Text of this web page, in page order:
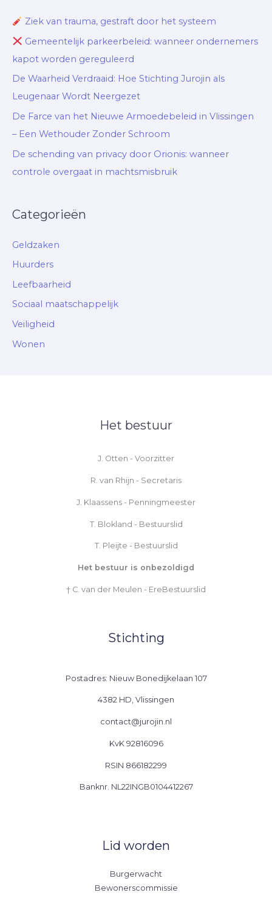
Ziek van trauma, gestraft door het systeem
Gemeentelijk parkeerbeleid: wanneer ondernemers
kapot worden gereguleerd
De Waarheid Verdraaid: Hoe Stichting Jurojin als
Leugenaar Wordt Neergezet
De Farce van het Nieuwe Armoedebeleid in Vlissingen
– Een Wethouder Zonder Schroom
De schending van privacy door Orionis: wanneer
controle overgaat in machtsmisbruik
Categorieën
Geldzaken
Huurders
Leefbaarheid
Sociaal maatschappelijk
Veiligheid
Wonen
Het bestuur
J. Otten - Voorzitter
R. van Rhijn - Secretaris
J. Klaassens - Penningmeester
T. Blokland - Bestuurslid
T. Pleijte - Bestuurslid
Het bestuur is onbezoldigd
† C. van der Meulen - EreBestuurslid
Stichting
Postadres: Nieuw Bonedijkelaan 107
4382 HD, Vlissingen
contact@jurojin.nl
KvK 92816096
RSIN 866182299
Banknr. NL22INGB0104412267
Lid worden
Burgerwacht
Bewonerscommissie